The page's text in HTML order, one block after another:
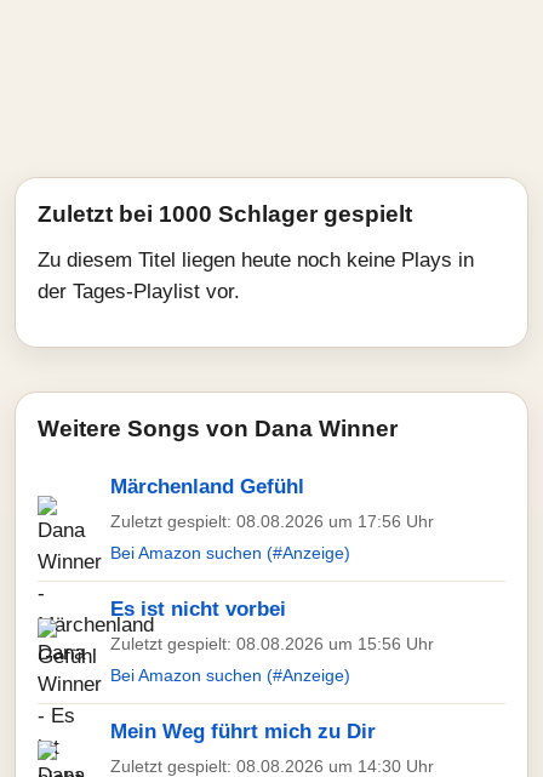
Zuletzt bei 1000 Schlager gespielt
Zu diesem Titel liegen heute noch keine Plays in
der Tages-Playlist vor.
Weitere Songs von Dana Winner
Märchenland Gefühl
Zuletzt gespielt: 08.08.2026 um 17:56 Uhr
Bei Amazon suchen (#Anzeige)
Es ist nicht vorbei
Zuletzt gespielt: 08.08.2026 um 15:56 Uhr
Bei Amazon suchen (#Anzeige)
Mein Weg führt mich zu Dir
Zuletzt gespielt: 08.08.2026 um 14:30 Uhr